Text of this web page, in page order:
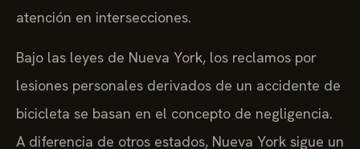
atención en intersecciones.
Bajo las leyes de Nueva York, los reclamos por
lesiones personales derivados de un accidente de
bicicleta se basan en el concepto de negligencia.
A diferencia de otros estados, Nueva York sigue un